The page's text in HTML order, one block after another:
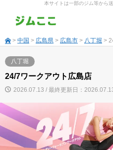
本サイトは一部のジム等から
> 中国 > 広島県 > 広島市 > 八丁堀 >
八丁堀
24/7ワークアウト広島店
2026.07.13 / 最終更新日：